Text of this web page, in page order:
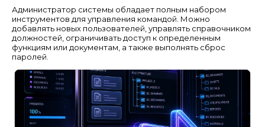
Администратор системы обладает полным набором
инструментов для управления командой. Можно
добавлять новых пользователей, управлять справочником
должностей, ограничивать доступ к определенным
функциям или документам, а также выполнять сброс
паролей.